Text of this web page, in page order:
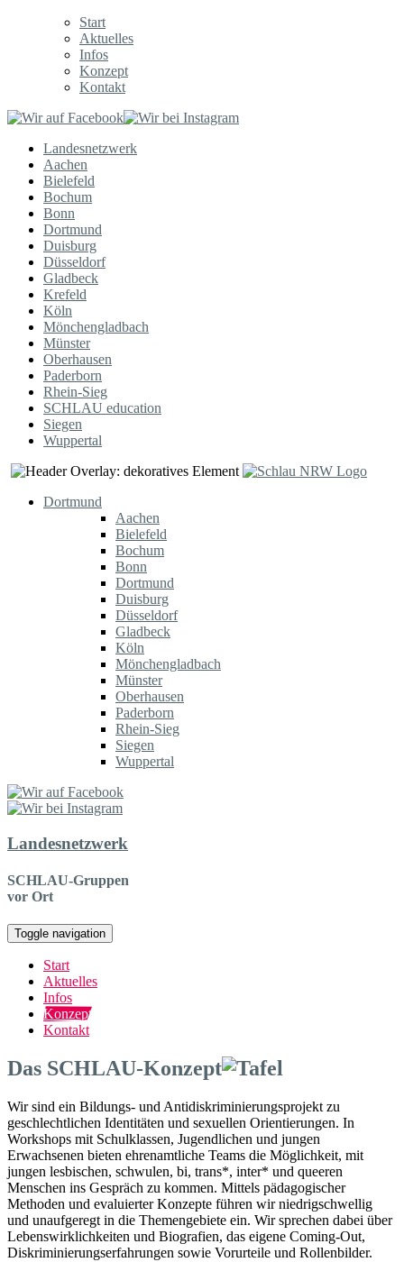
Start
Aktuelles
Infos
Konzept
Kontakt
Landesnetzwerk
Aachen
Bielefeld
Bochum
Bonn
Dortmund
Duisburg
Düsseldorf
Gladbeck
Krefeld
Köln
Mönchengladbach
Münster
Oberhausen
Paderborn
Rhein-Sieg
SCHLAU education
Siegen
Wuppertal
Dortmund
Aachen
Bielefeld
Bochum
Bonn
Dortmund
Duisburg
Düsseldorf
Gladbeck
Köln
Mönchengladbach
Münster
Oberhausen
Paderborn
Rhein-Sieg
Siegen
Wuppertal
Landesnetzwerk
SCHLAU-Gruppen
vor Ort
Toggle navigation
Start
Aktuelles
Infos
Konzept
Kontakt
Das SCHLAU-Konzept
Wir sind ein Bildungs- und Antidiskriminierungsprojekt zu
geschlechtlichen Identitäten und sexuellen Orientierungen. In
Workshops mit Schulklassen, Jugendlichen und jungen
Erwachsenen bieten ehrenamtliche Teams die Möglichkeit, mit
jungen lesbischen, schwulen, bi, trans*, inter* und queeren
Menschen ins Gespräch zu kommen. Mittels pädagogischer
Methoden und evaluierter Konzepte führen wir niedrigschwellig
und unaufgeregt in die Themengebiete ein. Wir sprechen dabei über
Lebenswirklichkeiten und Biografien, das eigene Coming-Out,
Diskriminierungserfahrungen sowie Vorurteile und Rollenbilder.